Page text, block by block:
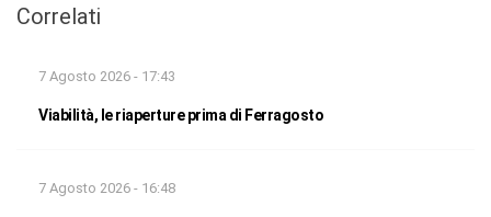
Correlati
7 Agosto 2026 - 17:43
Viabilità, le riaperture prima di Ferragosto
7 Agosto 2026 - 16:48